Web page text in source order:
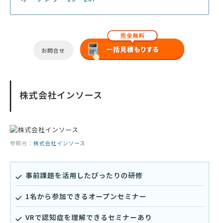
お問合せ
株式会社インソース
参照元： 株式会社インソース
事前課題を活用したぴったりの研修
1名から参加できるオープンセミナー
VRで認知症を理解できるセミナーあり